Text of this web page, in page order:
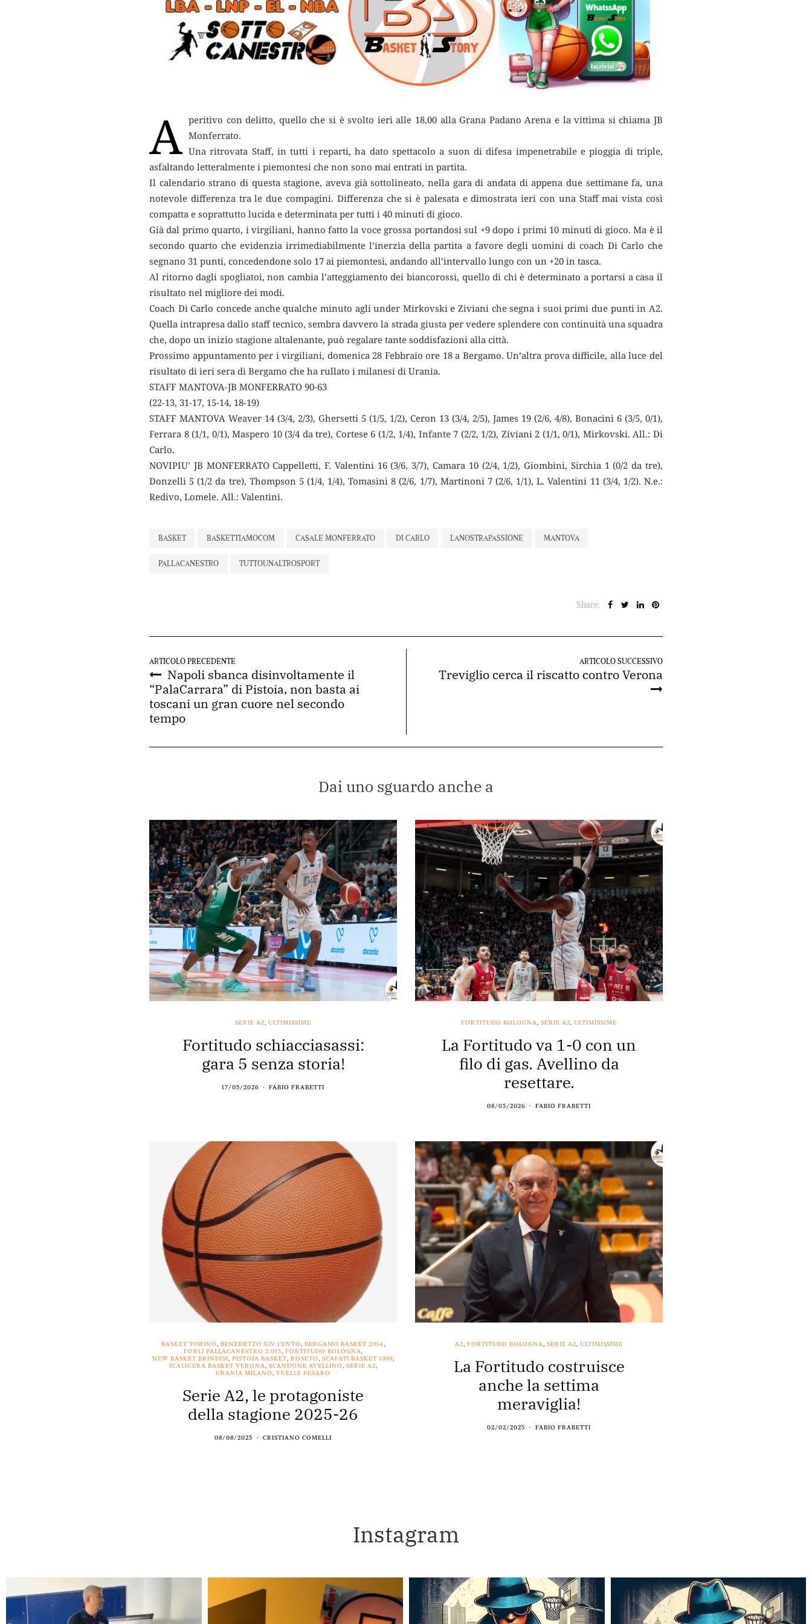
A peritivo con delitto, quello che si è svolto ieri alle 18,00 alla Grana Padano Arena e la vittima si chiama JB
Monferrato.
Una ritrovata Staff, in tutti i reparti, ha dato spettacolo a suon di difesa impenetrabile e pioggia di triple,
asfaltando letteralmente i piemontesi che non sono mai entrati in partita.
Il calendario strano di questa stagione, aveva già sottolineato, nella gara di andata di appena due settimane fa, una
notevole differenza tra le due compagini. Differenza che si è palesata e dimostrata ieri con una Staff mai vista così
compatta e soprattutto lucida e determinata per tutti i 40 minuti di gioco.
Già dal primo quarto, i virgiliani, hanno fatto la voce grossa portandosi sul +9 dopo i primi 10 minuti di gioco. Ma è il
secondo quarto che evidenzia irrimediabilmente l’inerzia della partita a favore degli uomini di coach Di Carlo che
segnano 31 punti, concedendone solo 17 ai piemontesi, andando all’intervallo lungo con un +20 in tasca.
Al ritorno dagli spogliatoi, non cambia l’atteggiamento dei biancorossi, quello di chi è determinato a portarsi a casa il
risultato nel migliore dei modi.
Coach Di Carlo concede anche qualche minuto agli under Mirkovski e Ziviani che segna i suoi primi due punti in A2.
Quella intrapresa dallo staff tecnico, sembra davvero la strada giusta per vedere splendere con continuità una squadra
che, dopo un inizio stagione altalenante, può regalare tante soddisfazioni alla città.
Prossimo appuntamento per i virgiliani, domenica 28 Febbraio ore 18 a Bergamo. Un’altra prova difficile, alla luce del
risultato di ieri sera di Bergamo che ha rullato i milanesi di Urania.
STAFF MANTOVA-JB MONFERRATO 90-63
(22-13, 31-17, 15-14, 18-19)
STAFF MANTOVA Weaver 14 (3/4, 2/3), Ghersetti 5 (1/5, 1/2), Ceron 13 (3/4, 2/5), James 19 (2/6, 4/8), Bonacini 6 (3/5, 0/1),
Ferrara 8 (1/1, 0/1), Maspero 10 (3/4 da tre), Cortese 6 (1/2, 1/4), Infante 7 (2/2, 1/2), Ziviani 2 (1/1, 0/1), Mirkovski. All.: Di
Carlo.
NOVIPIU’ JB MONFERRATO Cappelletti, F. Valentini 16 (3/6, 3/7), Camara 10 (2/4, 1/2), Giombini, Sirchia 1 (0/2 da tre),
Donzelli 5 (1/2 da tre), Thompson 5 (1/4, 1/4), Tomasini 8 (2/6, 1/7), Martinoni 7 (2/6, 1/1), L. Valentini 11 (3/4, 1/2). N.e.:
Redivo, Lomele. All.: Valentini.
BASKET BASKETTIAMOCOM CASALE MONFERRATO DI CARLO LANOSTRAPASSIONE MANTOVA
PALLACANESTRO TUTTOUNALTROSPORT
Share:
ARTICOLO PRECEDENTE
Napoli sbanca disinvoltamente il
“PalaCarrara” di Pistoia, non basta ai
toscani un gran cuore nel secondo
tempo
ARTICOLO SUCCESSIVO
Treviglio cerca il riscatto contro Verona
Dai uno sguardo anche a
SERIE A2, ULTIMISSIME
Fortitudo schiacciasassi:
gara 5 senza storia!
17/05/2026 FABIO FRABETTI
FORTITUDO BOLOGNA, SERIE A2, ULTIMISSIME
La Fortitudo va 1-0 con un
filo di gas. Avellino da
resettare.
08/05/2026 FABIO FRABETTI
BASKET TORINO, BENEDETTO XIV CENTO, BERGAMO BASKET 2014,
FORLÌ PALLACANESTRO 2.015, FORTITUDO BOLOGNA,
NEW BASKET BRINDISI, PISTOIA BASKET, ROSETO, SCAFATI BASKET 1969,
SCALIGERA BASKET VERONA, SCANDONE AVELLINO, SERIE A2,
URANIA MILANO, VUELLE PESARO
Serie A2, le protagoniste
della stagione 2025-26
08/08/2025 CRISTIANO COMELLI
A2, FORTITUDO BOLOGNA, SERIE A2, ULTIMISSIME
La Fortitudo costruisce
anche la settima
meraviglia!
02/02/2025 FABIO FRABETTI
Instagram